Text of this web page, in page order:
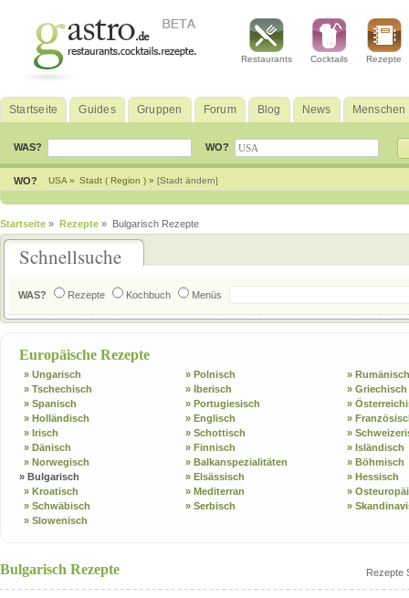
Restaurants Cocktails Rezepte
Startseite Guides Gruppen Forum Blog News Menschen
WAS? WO?
WO? USA » Stadt ( Region ) » [Stadt ändern]
Startseite » Rezepte » Bulgarisch Rezepte
Schnellsuche
WAS? Rezepte Kochbuch Menüs
Europäische Rezepte
» Ungarisch » Polnisch
» Rumänisch
» Tschechisch
» Iberisch
» Griechisch
» Spanisch
» Portugiesisch
»
» Holländisch
» Englisch
»
» Irisch
» Schottisch
»
» Dänisch
» Finnisch
» Isländisch
» Norwegisch
» Balkanspezialitäten
» Böhmisch
» Bulgarisch
» Elsässisch
» Hessisch
» Kroatisch
» Mediterran
»
» Schwäbisch
» Serbisch
»
» Slowenisch
Bulgarisch Rezepte Rezepte